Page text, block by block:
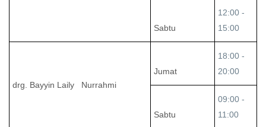
Sabtu
12:00 -
15:00
drg. Bayyin Laily Nurrahmi
Jumat
18:00 -
20:00
Sabtu
09:00 -
11:00